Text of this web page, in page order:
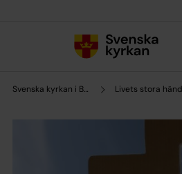
Svenska kyrkan i Bryssel Livets stora